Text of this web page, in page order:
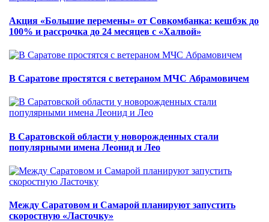
Акция «Большие перемены» от Совкомбанка: кешбэк до
100% и рассрочка до 24 месяцев с «Халвой»
В Саратове простятся с ветераном МЧС Абрамовичем
В Саратовской области у новорожденных стали
популярными имена Леонид и Лео
Между Саратовом и Самарой планируют запустить
скоростную «Ласточку»